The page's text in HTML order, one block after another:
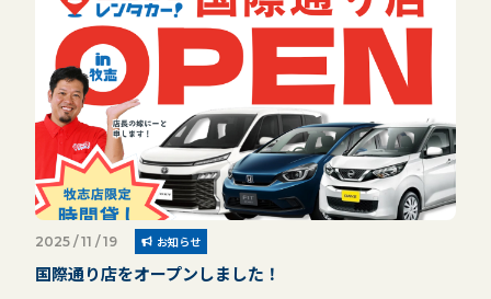
2025 / 11 / 19 お知らせ
国際通り店をオープンしました！